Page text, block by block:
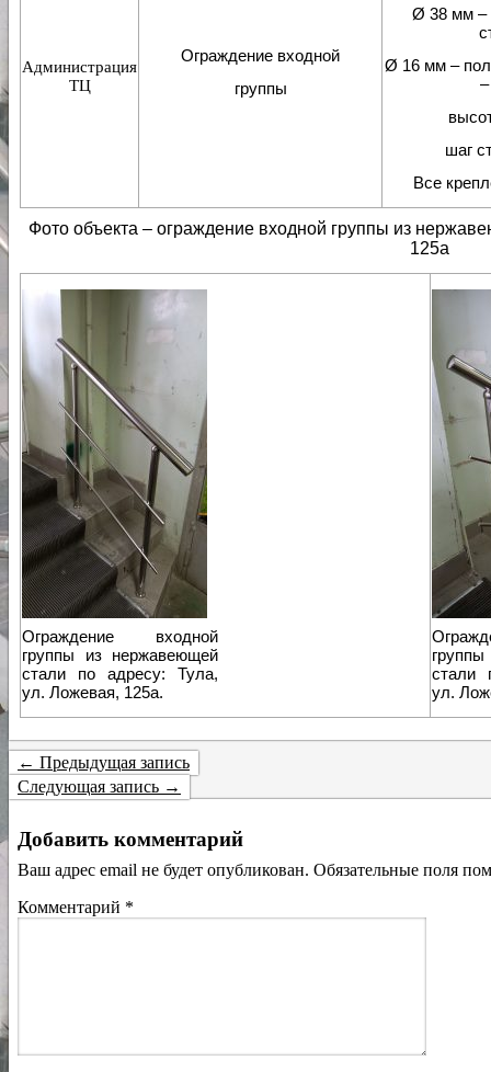
Администрация
ТЦ
Ограждение входной
группы
Ø 38 мм –
Ø 16 мм –
шаг
Все
Фото объекта – ограждение входной группы из
125а
Ограждение входной
группы из нержавеющей
стали по адресу: Тула,
ул. Ложевая, 125а.
стали
ул.
← Предыдущая запись
Следующая запись →
Добавить комментарий
Ваш адрес email не будет опубликован. Обязательные поля
Комментарий *